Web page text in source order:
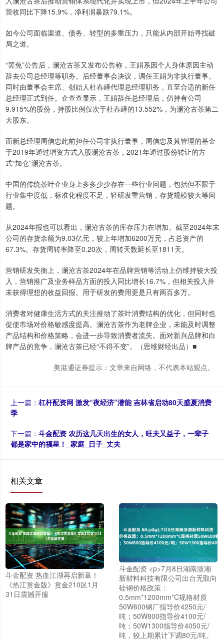
营收同比下降15.9%，净利润暴跌79.1%。
如今公司面临渠道、债务、转型的多重压力，只能从内部开始寻找破
局之道。
“罢免”公告后，澜沧古茶又发布公告称，王娟系因个人身体原因主动
辞去公司总经理等职务。后经董事会决议，调任王娟为非执行董事。
同时由董事会主席、创始人杜春峄代理总经理职务，直至合适的新任
总经理正式到任。企查查显示，王娟辞任总经理后，仍持有公司
9.915%的股份，持股比例仅次于杜春峄的13.552%，为澜沧古茶第二
大股东。
而新总经理周信忠此前担任公司非执行董事，周信忠及其管理的基金
于2019年通过增资方式入股澜沧古茶，2021年通过股份转让的方
式“加仓”澜沧古茶。
中国的传统茶叶企业身上多多少少存在一些行业问题，包括但不限于
行业集中度低，标准化程度不足，轻研发重营销，存货规模较大等问
题。
从2024年报也可以看出，澜沧古茶的库存压力在增加。截至2024年末
公司的存货余额为9.03亿元，较上年增加6200万元，占总资产的
67.3%。存货周转率降至0.20次，周转天数延长至1811天。
营销研发失衡上，澜沧古茶2024年在品牌营销等活动上仍维持较大投
入，营销推广及业务样品方面的投入同比增长16.7%，但相关投入并
未获得理想的收益回报。用于研发的费用更是只有两百多万。
消费者对健康生活方式的关注推动了茶叶消费结构的优化，但同时也
促使市场对价格敏感度提高。澜沧古茶作为老牌企业，未能及时调整
产品结构和价格策略，会进一步导致消费者流失。面对新兴品牌和白
牌产品的竞争，澜沧古茶已经“不得不变”。（思维财经出品）■
美港通证券提示：文章来自网络，不代表本站观点。
上一篇： 杠杆配资网 激发“夜经济”潜能 吉林省启动80天盛夏消费
季
下一篇： 斗金配资 农历这几天出生的女人，旺夫又益子，一辈子
都是家中的福星！_家庭_日子_丈夫
相关文章
斗金配资 热血江湖再启新章！
《热江赏金版》赏金210区1月
31日震撼开服
斗金配资 <p>7月8日湖南浙湘
新材料科技有限公司出台无取向
硅钢价格政策：
0.5mm*1200mm*C规格材质
50W600钢厂指导价4250元/
吨；50W800指导价4100元/
吨；50W1300指导价4050元/
吨，较上期累计下调80元/吨。